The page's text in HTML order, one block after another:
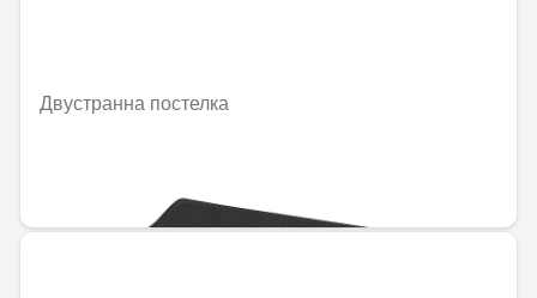
Двустранна постелка
228,19 € / 446,30 лв.